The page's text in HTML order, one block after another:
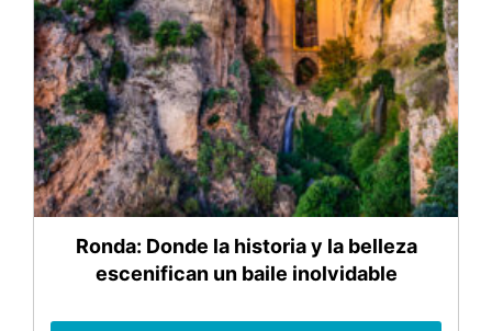
Ronda: Donde la historia y la belleza
escenifican un baile inolvidable